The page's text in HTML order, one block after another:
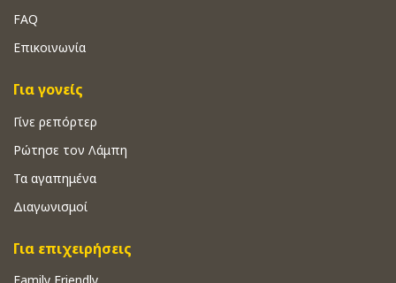
FAQ
Επικοινωνία
Για γονείς
Γίνε ρεπόρτερ
Ρώτησε τον Λάμπη
Τα αγαπημένα
Διαγωνισμοί
Για επιχειρήσεις